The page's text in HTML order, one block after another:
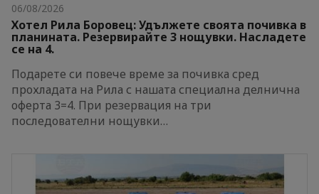
06/08/2026
Хотел Рила Боровец: Удължете своята почивка в
планината. Резервирайте 3 нощувки. Насладете
се на 4.
Подарете си повече време за почивка сред
прохладата на Рила с нашата специална делнична
оферта 3=4. При резервация на три
последователни нощувки…